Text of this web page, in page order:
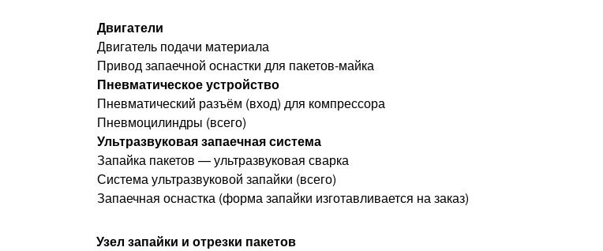
Двигатели
Двигатель подачи материала
Привод запаечной оснастки для пакетов-майка
Пневматическое устройство
Пневматический разъём (вход) для компрессора
Пневмоцилиндры (всего)
Ультразвуковая запаечная система
Запайка пакетов — ультразвуковая сварка
Система ультразвуковой запайки (всего)
Запаечная оснастка (форма запайки изготавливается на заказ)
Узел запайки и отрезки пакетов